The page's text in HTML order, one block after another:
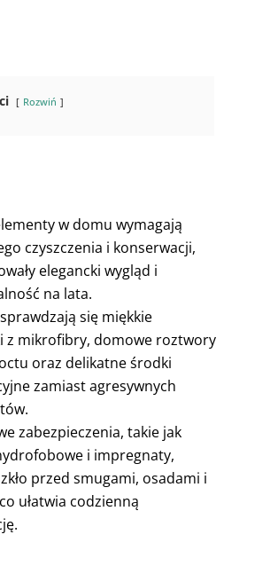
Rozwiń
w domu wymagają
czyszczenia i konserwacji,
elegancki wygląd i
na lata.
się miękkie
z mikrofibry, domowe roztwory
oraz delikatne środki
zamiast agresywnych
zabezpieczenia, takie jak
i impregnaty,
przed smugami, osadami i
ułatwia codzienną